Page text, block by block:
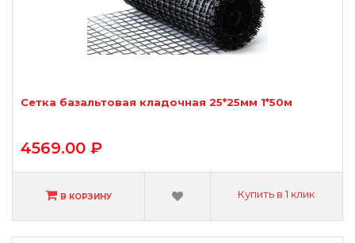
Сетка базальтовая кладочная 25*25мм 1*50м
4569.00 ₽
В КОРЗИНУ Купить в 1 клик